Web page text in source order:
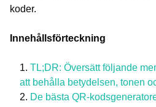
koder.
Innehållsförteckning
TL;DR: Översätt följande
att behålla betydelsen, tonen
De bästa QR-